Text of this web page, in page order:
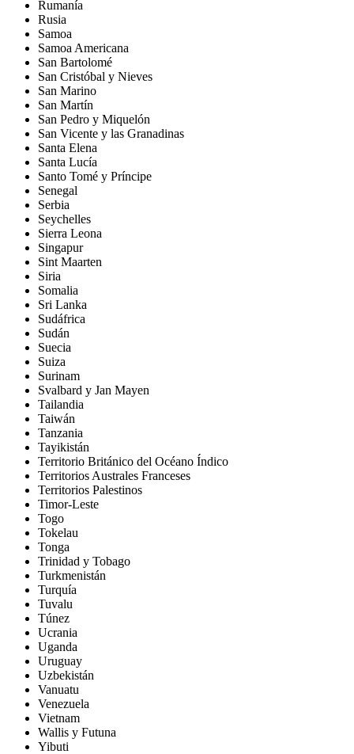
Rumanía
Rusia
Samoa
Samoa Americana
San Bartolomé
San Cristóbal y Nieves
San Marino
San Martín
San Pedro y Miquelón
San Vicente y las Granadinas
Santa Elena
Santa Lucía
Santo Tomé y Príncipe
Senegal
Serbia
Seychelles
Sierra Leona
Singapur
Sint Maarten
Siria
Somalia
Sri Lanka
Sudáfrica
Sudán
Suecia
Suiza
Surinam
Svalbard y Jan Mayen
Tailandia
Taiwán
Tanzania
Tayikistán
Territorio Británico del Océano Índico
Territorios Australes Franceses
Territorios Palestinos
Timor-Leste
Togo
Tokelau
Tonga
Trinidad y Tobago
Turkmenistán
Turquía
Tuvalu
Túnez
Ucrania
Uganda
Uruguay
Uzbekistán
Vanuatu
Venezuela
Vietnam
Wallis y Futuna
Yibuti